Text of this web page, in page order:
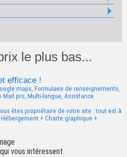
le plus bas...
efficace !
maps, Formulaire de renseignements,
pro, Multi-langue, Assistance
êtes propriétaire de votre site : tout est à
+ Charte graphique +
vous intéressent